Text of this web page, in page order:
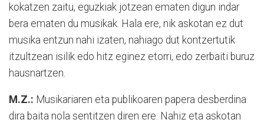
kokatzen zaitu, eguzkiak jotzean ematen digun indar
bera ematen du musikak. Hala ere, nik askotan ez dut
musika entzun nahi izaten, nahiago dut kontzertutik
itzultzean isilik edo hitz eginez etorri, edo zerbaiti buruz
hausnartzen.
M.Z.: Musikariaren eta publikoaren papera desberdina
dira baita nola sentitzen diren ere. Nahiz eta askotan